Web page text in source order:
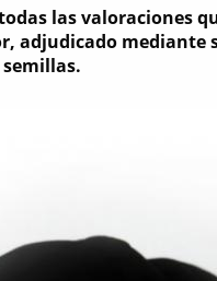
las valoraciones
adjudicado mediante